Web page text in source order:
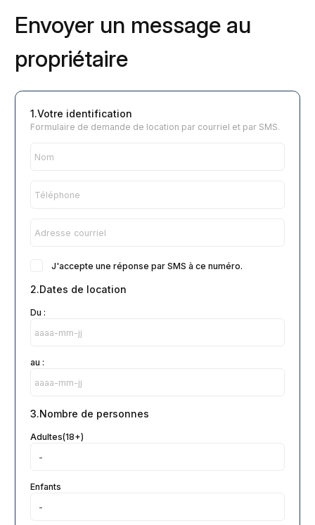
Envoyer un message au
propriétaire
Formulaire de demande de location par courriel et par SMS.
1.Votre identification
J'accepte une réponse par SMS à ce numéro.
2.Dates de location
Du :
au :
3.Nombre de personnes
Adultes(18+)
Enfants